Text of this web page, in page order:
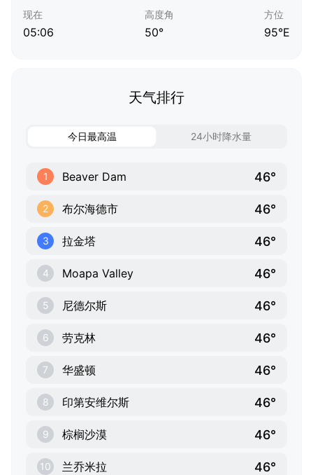
现在
05:06
高度角
50°
方位
95°E
天气排行
今日最高温 24小时降水量
1 Beaver Dam 46°
2 布尔海德市 46°
3 拉金塔 46°
4 Moapa Valley 46°
5 尼德尔斯 46°
6 劳克林 46°
7 华盛顿 46°
8 印第安维尔斯 46°
9 棕榈沙漠 46°
10 兰乔米拉 46°